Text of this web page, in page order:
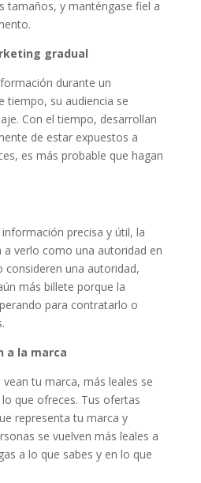
tamaños, y manténgase fiel a
gradual
durante un
tiempo, su audiencia se
Con el tiempo, desarrollan
de estar expuestos a
es más probable que hagan
precisa y útil, la
a verlo como una autoridad en
consideren una autoridad,
más billete porque la
para contratarlo o
a la marca
tu marca, más leales se
que ofreces. Tus ofertas
representa tu marca y
se vuelven más leales a
a lo que sabes y en lo que